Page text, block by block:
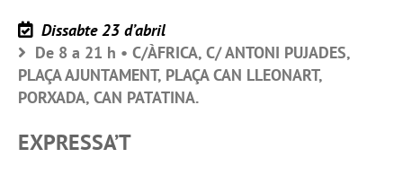
Dissabte 23 d’abril
De 8 a 21 h • C/ÀFRICA, C/ ANTONI PUJADES,
PLAÇA AJUNTAMENT, PLAÇA CAN LLEONART,
PORXADA, CAN PATATINA.
EXPRESSA’T